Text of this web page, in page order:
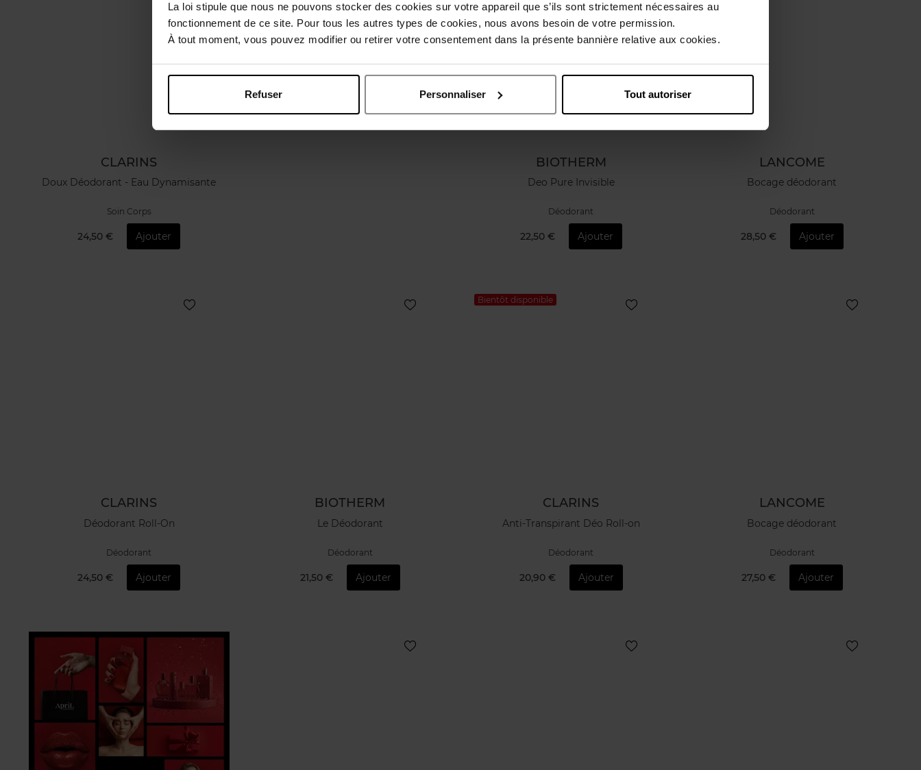
La loi stipule que nous ne pouvons stocker des cookies sur votre appareil que s’ils sont strictement nécessaires au
fonctionnement de ce site. Pour tous les autres types de cookies, nous avons besoin de votre permission.
À tout moment, vous pouvez modifier ou retirer votre consentement dans la présente bannière relative aux cookies.
Refuser Personnaliser Tout autoriser
CLARINS
Doux Déodorant - Eau Dynamisante
Soin Corps
24,50 € Ajouter
BIOTHERM
Deo Pure Invisible
Déodorant
22,50 € Ajouter
LANCOME
Bocage déodorant
Déodorant
28,50 € Ajouter
CLARINS
Déodorant Roll-On
Déodorant
24,50 € Ajouter
BIOTHERM
Le Déodorant
Déodorant
21,50 € Ajouter
Bientôt disponible
CLARINS
Anti-Transpirant Déo Roll-on
Déodorant
20,90 € Ajouter
LANCOME
Bocage déodorant
Déodorant
27,50 € Ajouter